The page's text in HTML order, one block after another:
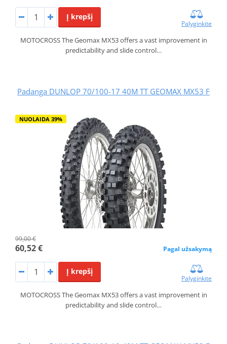
Į krepšį
Palyginkite
MOTOCROSS The Geomax MX53 offers a vast improvement in
predictability and slide control…
Padanga DUNLOP 70/100-17 40M TT GEOMAX MX53 F
NUOLAIDA 39%
99,00 €
60,52 € Pagal užsakymą
Į krepšį
Palyginkite
MOTOCROSS The Geomax MX53 offers a vast improvement in
predictability and slide control…